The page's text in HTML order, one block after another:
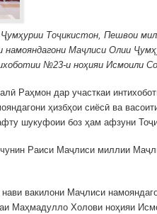
Тоҷикистон, Пешвои
Маҷлиси Олии
№23-и ноҳияи Исмоили
Раҳмон дар участкаи
ҳизбҳои сиёсӣ ва
шукуфоии боз ҳам афзуни
Раиси Маҷлиси миллии
вакилони Маҷлиси
Маҳмадулло Холови ноҳияи